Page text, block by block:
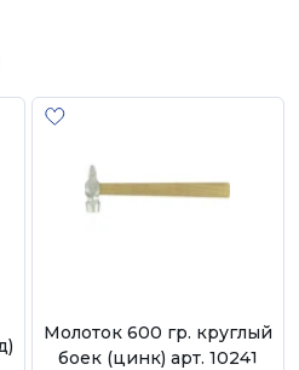
Молоток 600 гр. круглый
боек (цинк) арт. 10241